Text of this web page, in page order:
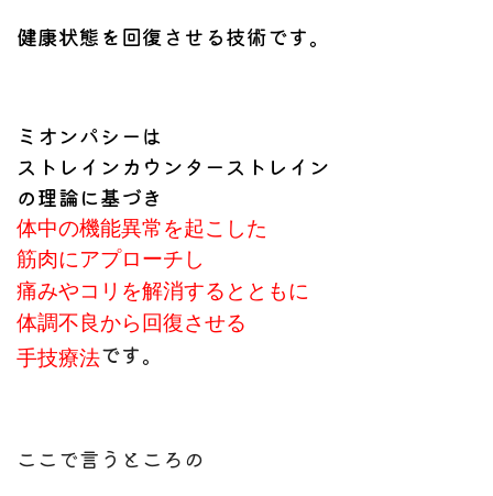
健康状態を回復させる技術です。
ミオンパシーは
ストレインカウンターストレイン
の理論に基づき
体中の機能異常を起こした
筋肉にアプローチし
痛みやコリを解消するとともに
体調不良から 回復させる
手技療法です。
ここで言うところの